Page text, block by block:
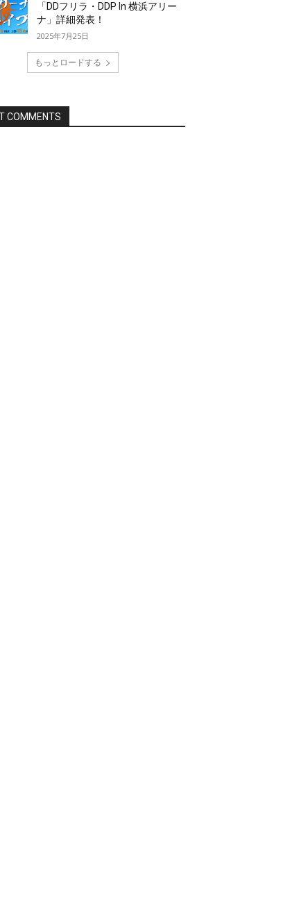
「DDフリラ・DDP In 横浜アリー
ナ」詳細発表！
2025年7月25日
もっとロードする
COMMENTS